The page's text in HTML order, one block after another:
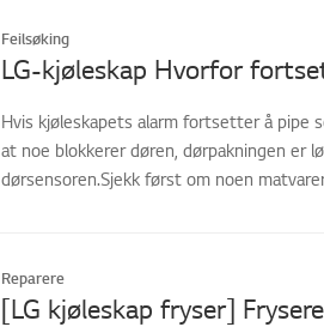
Feilsøking
Hvis kjøleskapets alarm fortsetter å pipe
at noe blokkerer døren, dørpakningen er
dørsensoren.Sjekk først om noen
Reparere
[LG kjøleskap fryser]